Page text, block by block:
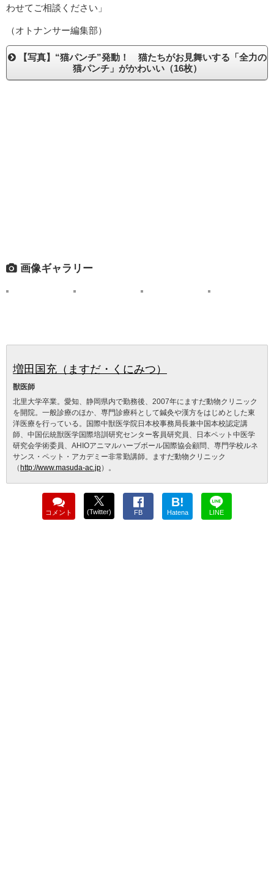
わせてご相談ください」
（オトナンサー編集部）
【写真】“猫パンチ”発動！ 猫たちがお見舞いする「全力の
猫パンチ」がかわいい（16枚）
画像ギャラリー
増田国充（ますだ・くにみつ）
獣医師
北里大学卒業。愛知、静岡県内で勤務後、2007年にますだ動物クリニック
を開院。一般診療のほか、専門診療科として鍼灸や漢方をはじめとした東
洋医療を行っている。国際中獣医学院日本校事務局長兼中国本校認定講
師、中国伝統獣医学国際培訓研究センター客員研究員、日本ペット中医学
研究会学術委員、AHIOアニマルハーブボール国際協会顧問、専門学校ルネ
サンス・ペット・アカデミー非常勤講師。ますだ動物クリニック
（ http://www.masuda-ac.jp）。
コメント (Twitter) FB
B!
Hatena LINE